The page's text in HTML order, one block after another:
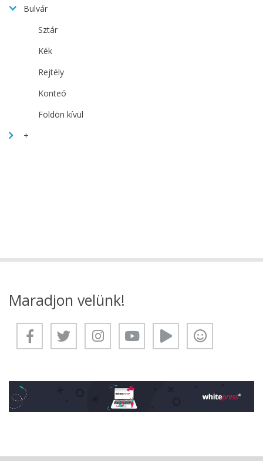
Bulvár
Sztár
Kék
Rejtély
Konteó
Földön kívül
+
Maradjon velünk!